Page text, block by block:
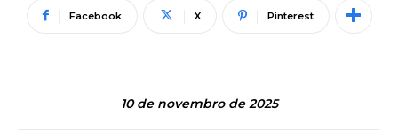
Facebook X Pinterest
10 de novembro de 2025